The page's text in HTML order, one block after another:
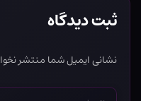
ثبت دیدگاه
نشانی ایمیل شما منتشر
نام